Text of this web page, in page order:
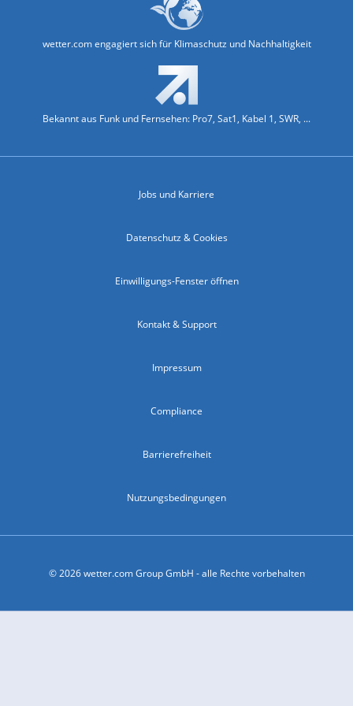
wetter.com engagiert sich für Klimaschutz und Nachhaltigkeit
Bekannt aus Funk und Fernsehen: Pro7, Sat1, Kabel 1, SWR, ...
Jobs und Karriere
Datenschutz & Cookies
Einwilligungs-Fenster öffnen
Kontakt & Support
Impressum
Compliance
Barrierefreiheit
Nutzungsbedingungen
© 2026 wetter.com Group GmbH - alle Rechte vorbehalten